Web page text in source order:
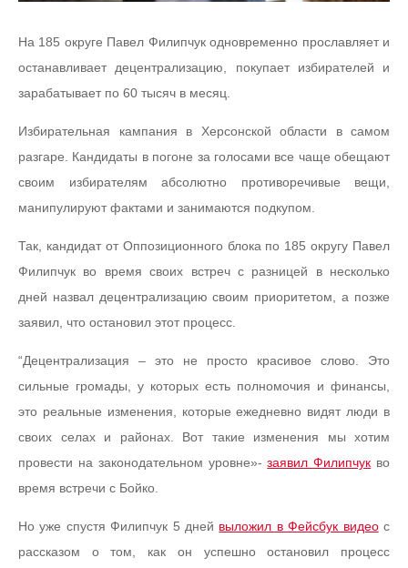
На 185 округе Павел Филипчук одновременно прославляет и
останавливает децентрализацию, покупает избирателей и
зарабатывает по 60 тысяч в месяц.
Избирательная кампания в Херсонской области в самом
разгаре. Кандидаты в погоне за голосами все чаще обещают
своим избирателям абсолютно противоречивые вещи,
манипулируют фактами и занимаются подкупом.
Так, кандидат от Оппозиционного блока по 185 округу Павел
Филипчук во время своих встреч с разницей в несколько
дней назвал децентрализацию своим приоритетом, а позже
заявил, что остановил этот процесс.
“Децентрализация – это не просто красивое слово. Это
сильные громады, у которых есть полномочия и финансы,
это реальные изменения, которые ежедневно видят люди в
своих селах и районах. Вот такие изменения мы хотим
провести на законодательном уровне»-заявил Филипчук во
время встречи с Бойко.
Но уже спустя Филипчук 5 дней выложил в Фейсбук видеос
рассказом о том, как он успешно остановил процесс